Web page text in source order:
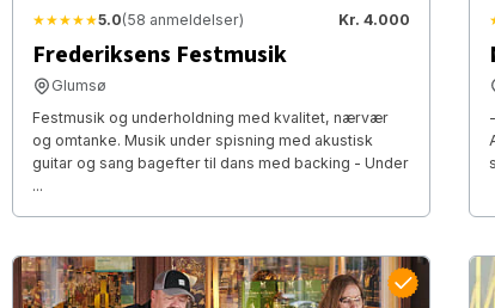
★★★★★5.0(58 anmeldelser) Kr. 4.000
Frederiksens Festmusik
Glumsø
Festmusik og underholdning med kvalitet, nærvær
og omtanke. Musik under spisning med akustisk
guitar og sang bagefter til dans med backing - Under
...